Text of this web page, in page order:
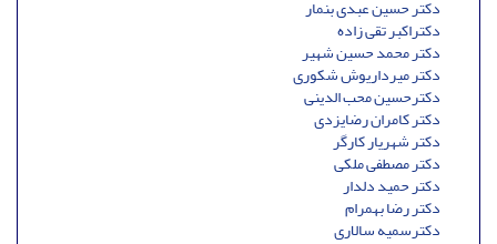
دکتر حسین عبدی بنمار
دکتراکبر تقی زاده
دکتر محمد حسین شهیر
دکتر میرداریوش شکوری
دکترحسین محب الدینی
دکتر کامران رضایزدی
دکتر شهریار کارگر
دکتر مصطفی ملکی
دکتر حمید دلدار
دکتر رضا بهمرام
دکترسمیه سالاری